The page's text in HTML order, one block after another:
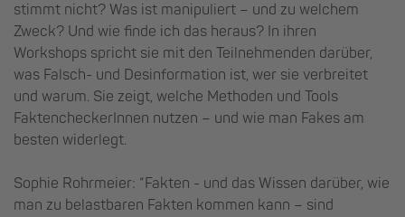
stimmt nicht? Was ist manipuliert – und zu welchem
Zweck? Und wie finde ich das heraus? In ihren
Workshops spricht sie mit den Teilnehmenden darüber,
was Falsch- und Desinformation ist, wer sie verbreitet
und warum. Sie zeigt, welche Methoden und Tools
FaktencheckerInnen nutzen – und wie man Fakes am
besten widerlegt.
Sophie Rohrmeier: “Fakten - und das Wissen darüber, wie
man zu belastbaren Fakten kommen kann – sind